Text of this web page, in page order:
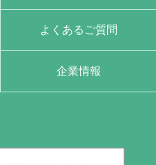
よくあるご質問
企業情報